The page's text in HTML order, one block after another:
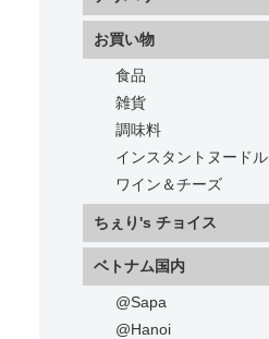
お買い物
食品
雑貨
調味料
インスタントヌードル
ワイン＆チーズ
ちぇり's チョイス
ベトナム国内
@Sapa
@Hanoi